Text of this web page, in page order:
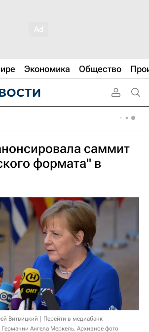
Экономика Общество
саммит
формата" в
Витвицкий
Перейти в медиабанк
Ангела Меркель. Архивное фото